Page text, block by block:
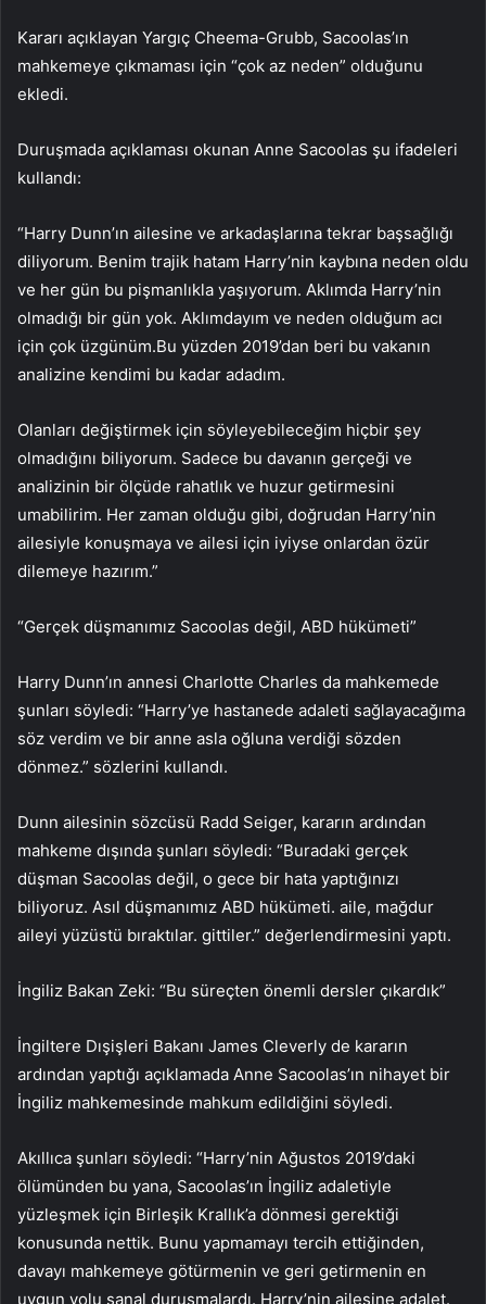
Kararı açıklayan Yargıç Cheema-Grubb, Sacoolas’ın
mahkemeye çıkmaması için “çok az neden” olduğunu
ekledi.
Duruşmada açıklaması okunan Anne Sacoolas şu ifadeleri
kullandı:
“Harry Dunn’ın ailesine ve arkadaşlarına tekrar başsağlığı
diliyorum. Benim trajik hatam Harry’nin kaybına neden oldu
ve her gün bu pişmanlıkla yaşıyorum. Aklımda Harry’nin
olmadığı bir gün yok. Aklımdayım ve neden olduğum acı
için çok üzgünüm.Bu yüzden 2019’dan beri bu vakanın
analizine kendimi bu kadar adadım.
Olanları değiştirmek için söyleyebileceğim hiçbir şey
olmadığını biliyorum. Sadece bu davanın gerçeği ve
analizinin bir ölçüde rahatlık ve huzur getirmesini
umabilirim. Her zaman olduğu gibi, doğrudan Harry’nin
ailesiyle konuşmaya ve ailesi için iyiyse onlardan özür
dilemeye hazırım.”
“Gerçek düşmanımız Sacoolas değil, ABD hükümeti”
Harry Dunn’ın annesi Charlotte Charles da mahkemede
şunları söyledi: “Harry’ye hastanede adaleti sağlayacağıma
söz verdim ve bir anne asla oğluna verdiği sözden
dönmez.” sözlerini kullandı.
Dunn ailesinin sözcüsü Radd Seiger, kararın ardından
mahkeme dışında şunları söyledi: “Buradaki gerçek
düşman Sacoolas değil, o gece bir hata yaptığınızı
biliyoruz. Asıl düşmanımız ABD hükümeti. aile, mağdur
aileyi yüzüstü bıraktılar. gittiler.” değerlendirmesini yaptı.
İngiliz Bakan Zeki: “Bu süreçten önemli dersler çıkardık”
İngiltere Dışişleri Bakanı James Cleverly de kararın
ardından yaptığı açıklamada Anne Sacoolas’ın nihayet bir
İngiliz mahkemesinde mahkum edildiğini söyledi.
Akıllıca şunları söyledi: “Harry’nin Ağustos 2019’daki
ölümünden bu yana, Sacoolas’ın İngiliz adaletiyle
yüzleşmek için Birleşik Krallık’a dönmesi gerektiği
konusunda nettik. Bunu yapmamayı tercih ettiğinden,
davayı mahkemeye götürmenin ve geri getirmenin en
uygun yolu sanal duruşmalardı. Harry’nin ailesine adalet.